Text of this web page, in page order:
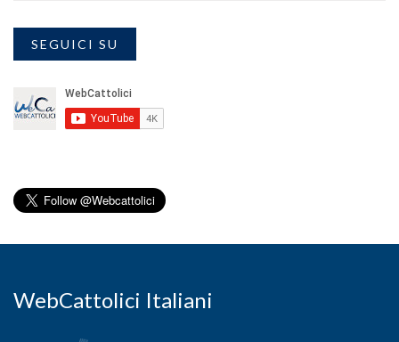
SEGUICI SU
WebCattolici Italiani